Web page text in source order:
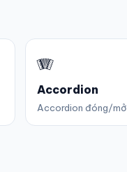
🪗
Accordion
Accordion đóng/mở.